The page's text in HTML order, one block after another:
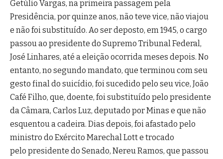
Getúlio Vargas, na primeira passagem pela
Presidência, por quinze anos, não teve vice, não viajou
e não foi substituído. Ao ser deposto, em 1945, o cargo
passou ao presidente do Supremo Tribunal Federal,
José Linhares, até a eleição ocorrida meses depois. No
entanto, no segundo mandato, que terminou com seu
gesto final do suicídio, foi sucedido pelo seu vice, João
Café Filho, que, doente, foi substituído pelo presidente
da Câmara, Carlos Luz, deputado por Minas e que não
esquentou a cadeira. Dias depois, foi afastado pelo
ministro do Exército Marechal Lott e trocado
pelo presidente do Senado, Nereu Ramos, que passou